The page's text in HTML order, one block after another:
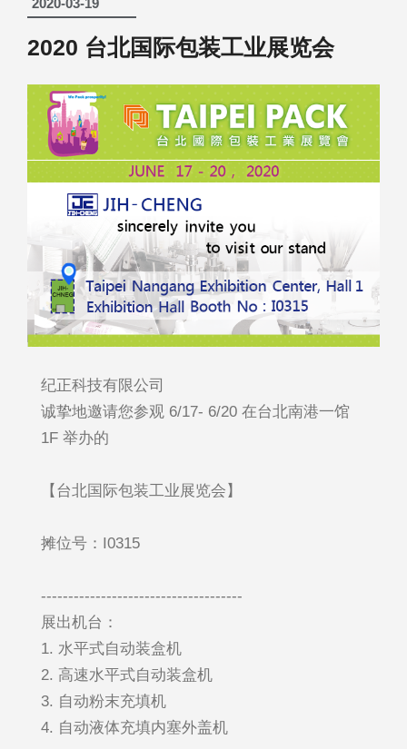
2020-03-19
2020 台北国际包装工业展览会
纪正科技有限公司
诚挚地邀请您参观 6/17- 6/20 在台北南港一馆
1F 举办的
【台北国际包装工业展览会】
摊位号：I0315
-------------------------------------
展出机台：
1. 水平式自动装盒机
2. 高速水平式自动装盒机
3. 自动粉末充填机
4. 自动液体充填内塞外盖机